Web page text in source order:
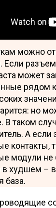
можно
Если
может
рядом
но
В таком
А если
контакты,
модули не
худшем –
база.